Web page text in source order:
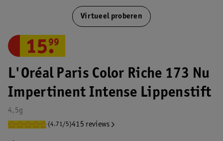
Virtueel proberen
L'Oréal Paris Color Riche 173 Nu
Impertinent Intense Lippenstift
4,5g
(4.71/5)415 reviews
15.
99